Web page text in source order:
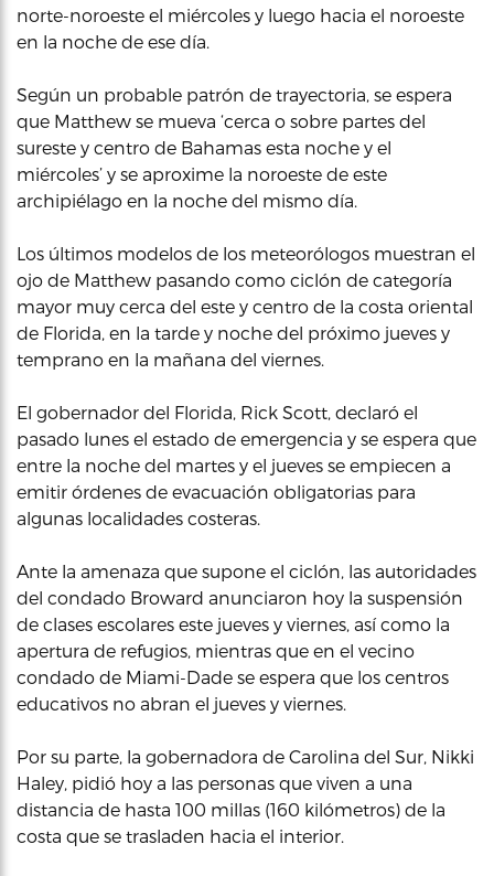
norte-noroeste el miércoles y luego hacia el noroeste
en la noche de ese día.
Según un probable patrón de trayectoria, se espera
que Matthew se mueva ‘cerca o sobre partes del
sureste y centro de Bahamas esta noche y el
miércoles’ y se aproxime la noroeste de este
archipiélago en la noche del mismo día.
Los últimos modelos de los meteorólogos muestran el
ojo de Matthew pasando como ciclón de categoría
mayor muy cerca del este y centro de la costa oriental
de Florida, en la tarde y noche del próximo jueves y
temprano en la mañana del viernes.
El gobernador del Florida, Rick Scott, declaró el
pasado lunes el estado de emergencia y se espera que
entre la noche del martes y el jueves se empiecen a
emitir órdenes de evacuación obligatorias para
algunas localidades costeras.
Ante la amenaza que supone el ciclón, las autoridades
del condado Broward anunciaron hoy la suspensión
de clases escolares este jueves y viernes, así como la
apertura de refugios, mientras que en el vecino
condado de Miami-Dade se espera que los centros
educativos no abran el jueves y viernes.
Por su parte, la gobernadora de Carolina del Sur, Nikki
Haley, pidió hoy a las personas que viven a una
distancia de hasta 100 millas (160 kilómetros) de la
costa que se trasladen hacia el interior.